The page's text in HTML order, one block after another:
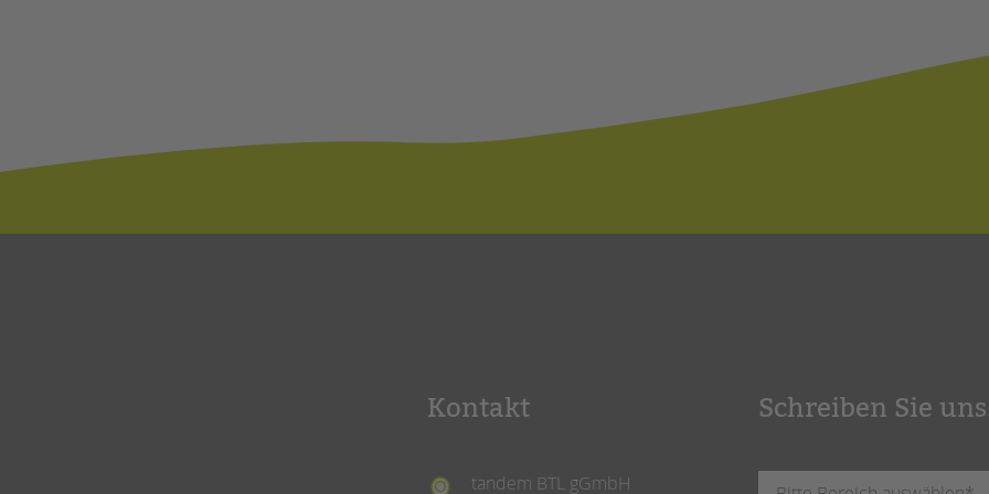
Kontakt
tandem BTL gGmbH
Schreiben Sie